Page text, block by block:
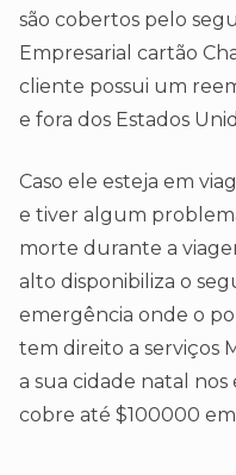
são cobertos pelo
Empresarial cartão
cliente possui um
e fora dos Estados
Caso ele esteja em
e tiver algum
morte durante a
alto disponibiliza o
emergência onde o
tem direito a serviços
a sua cidade natal
cobre até $100000 em